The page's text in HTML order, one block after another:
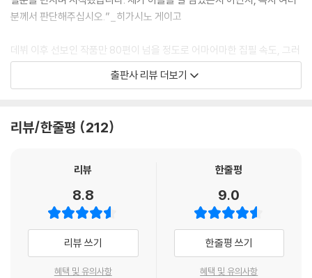
시가의 말은 헛소리가 아니었다. 실제로 검거율이 올랐다. 현장에서 모발,
다. 목격 정보를 찾아 돌아다니는 일도 줄었다. 하지만 아사마는 아무래도
이 시스템이 인간을 행복하게 만들 것 같지 않았다. (…) 기분 나쁜 이야기
라고 생각했다. 그런데 개인 DNA를 국가가 관리한다는 게 같은 말 아닌가.
--- p.43
“DNA 수사를 담당하는 사람입니다.” 가구라는 그렇게 말하고 직원에게
저지를 우려가 있는 사람이 그런 생각을 못 하도록 하는 게 최대 목적입니
“하지만 충동적이라고 해야 하나, 어쩌다 저지르는 경우도 있잖아요.”
“그런 범죄자는 안 잡아도 될까요?”
분께서 판단해주십시오.”_히가시노 게이고
데뷔 이후 선보인 작품만 80편이 넘을 정도로 어마어마한 집필 속도, 그러
면서도 늘 놀라운 완성도, 출간 전부터 영상판권 경쟁이 벌어질 만큼 확실
히 보장된 재미까지. 히가시노 게이고는 슬럼프나 침체기 한 번 없이 한결
지 놓치지 않는다는 데서 작가의 진가는 더욱 빛을 발한다. 철저히 ‘현재진
를 찾아왔다. 이미 『도키오』『변신』 등을 통해 과학이나 기술적 요소를 작품
소재를 전면에 당당하게 내세우며 한층 거대한 이야기를 선보인다.
“세상이 누군가의 계획대로 움직이기 시작했다!”
조작된 살인 사건을 둘러싸고 펼쳐지는 치열한 도주와 추격!
출판사 리뷰 더보기
리뷰/한줄평 212
리뷰
8.8
리뷰 쓰기
혜택 및 유의사항
한줄평
9.0
한줄평 쓰기
혜택 및 유의사항